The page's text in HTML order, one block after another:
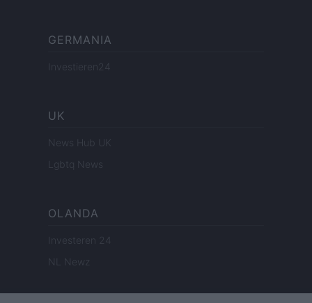
GERMANIA
Investieren24
UK
News Hub UK
Lgbtq News
OLANDA
Investeren 24
NL Newz